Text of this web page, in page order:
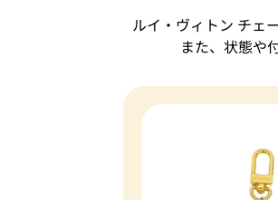
ルイ・ヴィトン チェ
また、状態や